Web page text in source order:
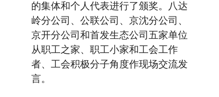
的集体和个人代表进行了颁奖。八达
岭分公司、公联公司、京沈分公司、
京开分公司和首发生态公司五家单位
从职工之家、职工小家和工会工作
者、工会积极分子角度作现场交流发
言。